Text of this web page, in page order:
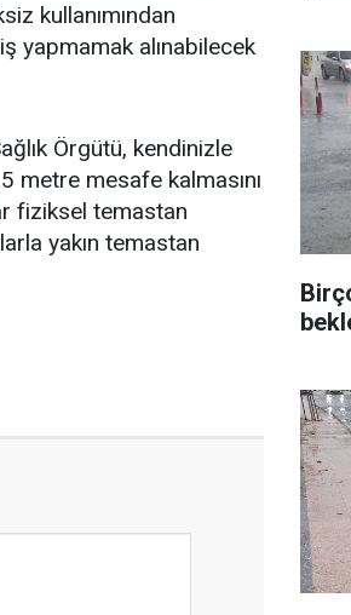
kullanımından
yapmamak alınabilecek
Örgütü, kendinizle
metre mesafe kalmasını
fiziksel temastan
yakın temastan